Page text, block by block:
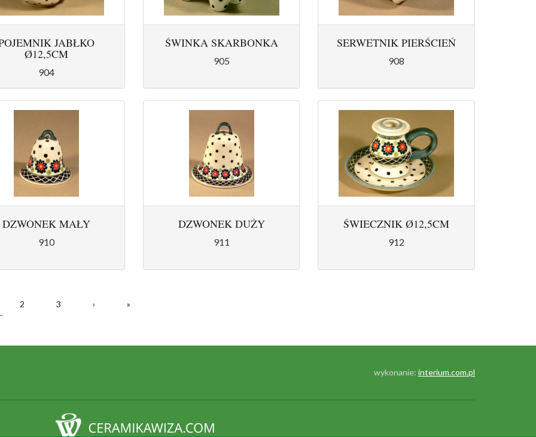
JABŁKO
Ø12,5CM
904
ŚWINKA SKARBONKA
905
SERWETNIK PIERŚCIEŃ
908
DZWONEK MAŁY
910
DZWONEK DUŻY
911
ŚWIECZNIK Ø12,5CM
912
2 3 › »
wykonanie: interium.com.pl